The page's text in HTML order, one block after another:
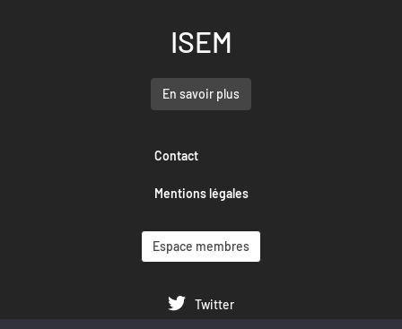
ISEM
En savoir plus
Contact
Mentions légales
Espace membres
Twitter